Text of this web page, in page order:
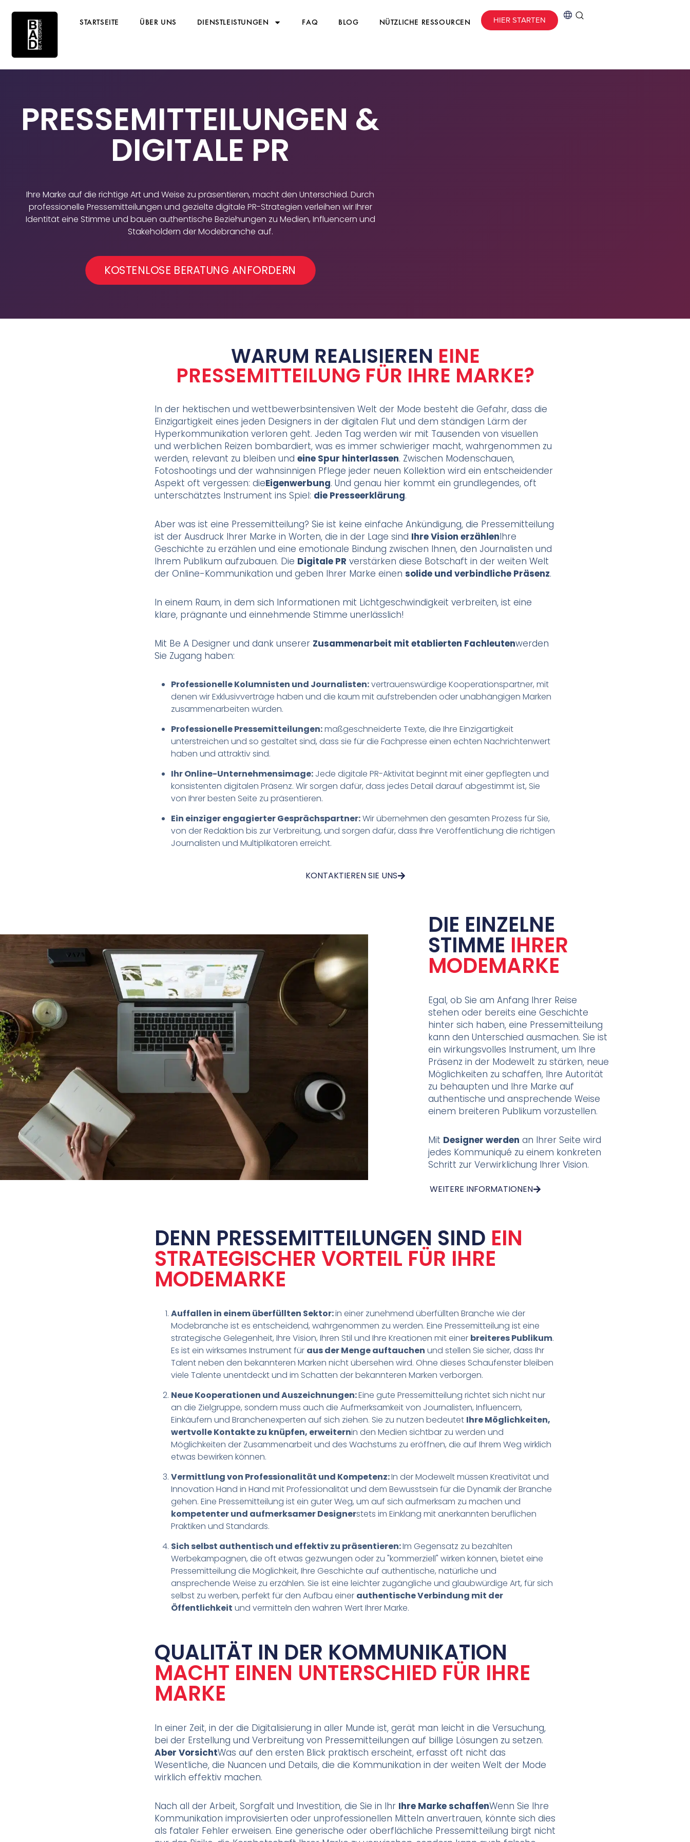
STARTSEITE ÜBER UNS DIENSTLEISTUNGEN FAQ BLOG NÜTZLICHE RESSOURCEN HIER STARTEN
PRESSEMITTEILUNGEN &
DIGITALE PR
Ihre Marke auf die richtige Art und Weise zu präsentieren, macht den Unterschied. Durch
professionelle Pressemitteilungen und gezielte digitale PR-Strategien verleihen wir Ihrer
Identität eine Stimme und bauen authentische Beziehungen zu Medien, Influencern und
Stakeholdern der Modebranche auf.
KOSTENLOSE BERATUNG ANFORDERN
WARUM REALISIEREN EINE
PRESSEMITTEILUNG FÜR IHRE MARKE?
In der hektischen und wettbewerbsintensiven Welt der Mode besteht die Gefahr, dass die
Einzigartigkeit eines jeden Designers in der digitalen Flut und dem ständigen Lärm der
Hyperkommunikation verloren geht. Jeden Tag werden wir mit Tausenden von visuellen
und werblichen Reizen bombardiert, was es immer schwieriger macht, wahrgenommen zu
werden, relevant zu bleiben undeine Spur hinterlassen. Zwischen Modenschauen,
Fotoshootings und der wahnsinnigen Pflege jeder neuen Kollektion wird ein entscheidender
Aspekt oft vergessen: dieEigenwerbung. Und genau hier kommt ein grundlegendes, oft
unterschätztes Instrument ins Spiel: die Presseerklärung.
Aber was ist eine Pressemitteilung? Sie ist keine einfache Ankündigung, die Pressemitteilung
ist der Ausdruck Ihrer Marke in Worten, die in der Lage sind Ihre Vision erzählenIhre
Geschichte zu erzählen und eine emotionale Bindung zwischen Ihnen, den Journalisten und
Ihrem Publikum aufzubauen. Die Digitale PR verstärken diese Botschaft in der weiten Welt
der Online-Kommunikation und geben Ihrer Marke einensolide und verbindliche Präsenz.
In einem Raum, in dem sich Informationen mit Lichtgeschwindigkeit verbreiten, ist eine
klare, prägnante und einnehmende Stimme unerlässlich!
Mit Be A Designer und dank unserer Zusammenarbeit mit etablierten Fachleutenwerden
Sie Zugang haben:
Professionelle Kolumnisten und Journalisten:vertrauenswürdige Kooperationspartner, mit
denen wir Exklusivverträge haben und die kaum mit aufstrebenden oder unabhängigen Marken
zusammenarbeiten würden.
Professionelle Pressemitteilungen:maßgeschneiderte Texte, die Ihre Einzigartigkeit
unterstreichen und so gestaltet sind, dass sie für die Fachpresse einen echten Nachrichtenwert
haben und attraktiv sind.
Ihr Online-Unternehmensimage: Jede digitale PR-Aktivität beginnt mit einer gepflegten und
konsistenten digitalen Präsenz. Wir sorgen dafür, dass jedes Detail darauf abgestimmt ist, Sie
von Ihrer besten Seite zu präsentieren.
Ein einziger engagierter Gesprächspartner:Wir übernehmen den gesamten Prozess für Sie,
von der Redaktion bis zur Verbreitung, und sorgen dafür, dass Ihre Veröffentlichung die richtigen
Journalisten und Multiplikatoren erreicht.
KONTAKTIEREN SIE UNS
DIE EINZELNE
STIMME IHRER
MODEMARKE
Egal, ob Sie am Anfang Ihrer Reise
stehen oder bereits eine Geschichte
hinter sich haben, eine Pressemitteilung
kann den Unterschied ausmachen. Sie ist
ein wirkungsvolles Instrument, um Ihre
Präsenz in der Modewelt zu stärken, neue
Möglichkeiten zu schaffen, Ihre Autorität
zu behaupten und Ihre Marke auf
authentische und ansprechende Weise
einem breiteren Publikum vorzustellen.
Mit Designer werden an Ihrer Seite wird
jedes Kommuniqué zu einem konkreten
Schritt zur Verwirklichung Ihrer Vision.
WEITERE INFORMATIONEN
DENN PRESSEMITTEILUNGEN SIND EIN
STRATEGISCHER VORTEIL FÜR IHRE
MODEMARKE
Auffallen in einem überfüllten Sektor:in einer zunehmend überfüllten Branche wie der
Modebranche ist es entscheidend, wahrgenommen zu werden. Eine Pressemitteilung ist eine
strategische Gelegenheit, Ihre Vision, Ihren Stil und Ihre Kreationen mit einer breiteres Publikum.
Es ist ein wirksames Instrument für aus der Menge auftauchen und stellen Sie sicher, dass Ihr
Talent neben den bekannteren Marken nicht übersehen wird. Ohne dieses Schaufenster bleiben
viele Talente unentdeckt und im Schatten der bekannteren Marken verborgen.
Neue Kooperationen und Auszeichnungen:Eine gute Pressemitteilung richtet sich nicht nur
an die Zielgruppe, sondern muss auch die Aufmerksamkeit von Journalisten, Influencern,
Einkäufern und Branchenexperten auf sich ziehen. Sie zu nutzen bedeutet Ihre Möglichkeiten,
wertvolle Kontakte zu knüpfen, erweiternin den Medien sichtbar zu werden und
Möglichkeiten der Zusammenarbeit und des Wachstums zu eröffnen, die auf Ihrem Weg wirklich
etwas bewirken können.
Vermittlung von Professionalität und Kompetenz:In der Modewelt müssen Kreativität und
Innovation Hand in Hand mit Professionalität und dem Bewusstsein für die Dynamik der Branche
gehen. Eine Pressemitteilung ist ein guter Weg, um auf sich aufmerksam zu machen und
kompetenter und aufmerksamer Designerstets im Einklang mit anerkannten beruflichen
Praktiken und Standards.
Sich selbst authentisch und effektiv zu präsentieren:Im Gegensatz zu bezahlten
Werbekampagnen, die oft etwas gezwungen oder zu "kommerziell" wirken können, bietet eine
Pressemitteilung die Möglichkeit, Ihre Geschichte auf authentische, natürliche und
ansprechende Weise zu erzählen. Sie ist eine leichter zugängliche und glaubwürdige Art, für sich
selbst zu werben, perfekt für den Aufbau einer authentische Verbindung mit der
Öffentlichkeit und vermitteln den wahren Wert Ihrer Marke.
QUALITÄT IN DER KOMMUNIKATION
MACHT EINEN UNTERSCHIED FÜR IHRE
MARKE
In einer Zeit, in der die Digitalisierung in aller Munde ist, gerät man leicht in die Versuchung,
bei der Erstellung und Verbreitung von Pressemitteilungen auf billige Lösungen zu setzen.
Aber VorsichtWas auf den ersten Blick praktisch erscheint, erfasst oft nicht das
Wesentliche, die Nuancen und Details, die die Kommunikation in der weiten Welt der Mode
wirklich effektiv machen.
Nach all der Arbeit, Sorgfalt und Investition, die Sie in Ihr Ihre Marke schaffenWenn Sie Ihre
Kommunikation improvisierten oder unprofessionellen Mitteln anvertrauen, könnte sich dies
als fataler Fehler erweisen. Eine generische oder oberflächliche Pressemitteilung birgt nicht